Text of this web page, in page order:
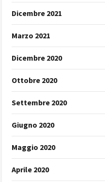
Dicembre 2021
Marzo 2021
Dicembre 2020
Ottobre 2020
Settembre 2020
Giugno 2020
Maggio 2020
Aprile 2020